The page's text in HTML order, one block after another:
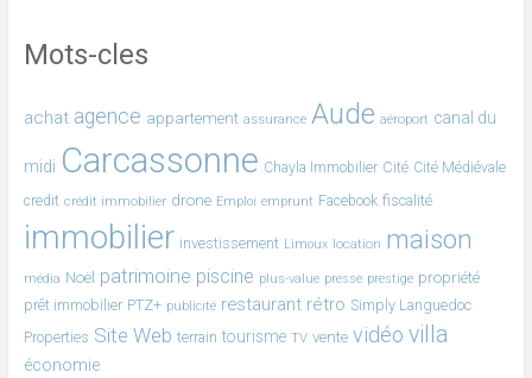
Mots-cles
achat agence appartement assurance Aude aéroport canal du
midi Carcassonne Chayla Immobilier Cité Cité Médiévale
credit crédit immobilier drone Emploi emprunt Facebook fiscalité
immobilier investissement Limoux location maison
média Noël patrimoine piscine plus-value presse prestige propriété
prêt immobilier PTZ+ publicité restaurant rétro Simply Languedoc
Properties Site Web terrain tourisme TV vente vidéo villa
économie